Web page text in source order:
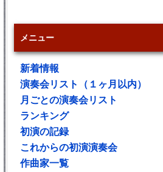
メニュー
新着情報
演奏会リスト（１ヶ月以内）
月ごとの演奏会リスト
ランキング
初演の記録
これからの初演演奏会
作曲家一覧